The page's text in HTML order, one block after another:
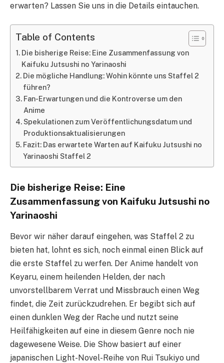
erwarten? Lassen Sie uns in die Details eintauchen.
Table of Contents
Die bisherige Reise: Eine Zusammenfassung von
Kaifuku Jutsushi no Yarinaoshi
Die mögliche Handlung: Wohin könnte uns Staffel 2
führen?
Fan-Erwartungen und die Kontroverse um den
Anime
Spekulationen zum Veröffentlichungsdatum und
Produktionsaktualisierungen
Fazit: Das erwartete Warten auf Kaifuku Jutsushi no
Yarinaoshi Staffel 2
Die bisherige Reise: Eine
Zusammenfassung von Kaifuku Jutsushi no
Yarinaoshi
Bevor wir näher darauf eingehen, was Staffel 2 zu
bieten hat, lohnt es sich, noch einmal einen Blick auf
die erste Staffel zu werfen. Der Anime handelt von
Keyaru, einem heilenden Helden, der nach
unvorstellbarem Verrat und Missbrauch einen Weg
findet, die Zeit zurückzudrehen. Er begibt sich auf
einen dunklen Weg der Rache und nutzt seine
Heilfähigkeiten auf eine in diesem Genre noch nie
dagewesene Weise. Die Show basiert auf einer
japanischen Light-Novel-Reihe von Rui Tsukiyo und